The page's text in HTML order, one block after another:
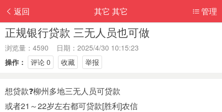
返回 管理
其它 其它
正规银行贷款 三无人员也可做
浏览量：4590 日期：2025/4/30 10:15:23
操作：
评论 0 收藏 举报
想贷款❓柳州多地三无人员可贷款
或者21～22岁左右都可贷款[胜利]农信